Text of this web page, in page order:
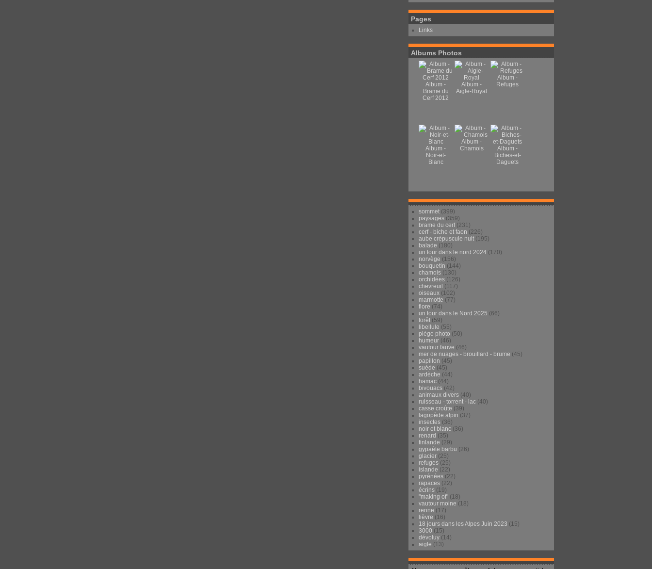
Pages
Links
Albums Photos
Album -
Brame du
Cerf 2012
Album -
Aigle-Royal
Album -
Refuges
Album -
Noir-et-
Blanc
Album -
Chamois
Album -
Biches-et-
Daguets
sommet (399)
paysages (359)
brame du cerf(231)
cerf - biche et faon (226)
aube crépuscule nuit (195)
balade (180)
un tour dans le nord 2024 (170)
norvège (156)
bouquetin (144)
chamois (130)
orchidées (126)
chevreuil (117)
oiseaux (102)
marmotte (77)
flore (74)
un tour dans le Nord 2025 (66)
forêt (59)
libellule (55)
piège photo (50)
humeur (46)
vautour fauve (46)
mer de nuages - brouillard - brume (45)
papillon (45)
suède (45)
ardèche (44)
hamac (44)
bivouacs (42)
animaux divers (40)
ruisseau - torrent - lac (40)
casse croûte (39)
lagopède alpin (37)
insectes (36)
noir et blanc (36)
renard (35)
finlande (29)
gypaète barbu (26)
glacier (25)
refuges (25)
islande (22)
pyrénées (22)
rapaces (22)
écrins (19)
"making of" (18)
vautour moine (18)
renne (17)
lièvre (16)
18 jours dans les Alpes Juin 2023 (15)
3000 (15)
dévoluy (14)
aigle (13)